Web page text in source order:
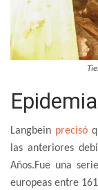
Langbein precisó
las anteriores
Años.Fue una
europeas entre